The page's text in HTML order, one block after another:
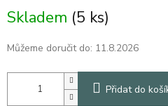
5
cena:
Skladem (5 ks)
Můžeme doručit do: 11.8.2026
Přidat do